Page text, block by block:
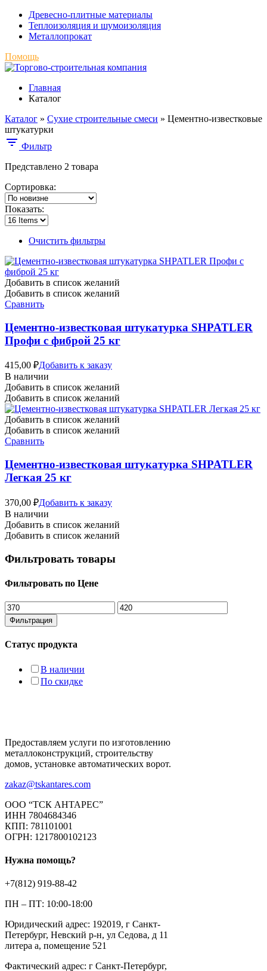
Древесно-плитные материалы
Теплоизоляция и шумоизоляция
Металлопрокат
Помощь
Главная
Каталог
Каталог » Сухие строительные смеси » Цементно-известковые
штукатурки
Фильтр
Представлено 2 товара
Сортировка:
Показать:
Очистить фильтры
Добавить в список желаний
Добавить в список желаний
Сравнить
Цементно-известковая штукатурка SHPATLER
Профи с фиброй 25 кг
415,00 ₽Добавить к заказу
В наличии
Добавить в список желаний
Добавить в список желаний
Добавить в список желаний
Добавить в список желаний
Сравнить
Цементно-известковая штукатурка SHPATLER
Легкая 25 кг
370,00 ₽Добавить к заказу
В наличии
Добавить в список желаний
Добавить в список желаний
Фильтровать товары
Фильтровать по Цене
Минимальная
цена
Максимальная
цена
Фильтрация
Статус продукта
В наличии
По скидке
Предоставляем услуги по изготовлению
металлоконструкций, строительству
домов, установке автоматических ворот.
zakaz@tskantares.com
ООО “ТСК АНТАРЕС”
ИНН 7804684346
КПП: 781101001
ОГРН: 1217800102123
Нужна помощь?
+7(812) 919-88-42
ПН – ПТ: 10:00-18:00
Юридический адрес: 192019, г Санкт-
Петербург, Невский р-н, ул Седова, д 11
литера а, помещение 521
Фактический адрес: г Санкт-Петербург,